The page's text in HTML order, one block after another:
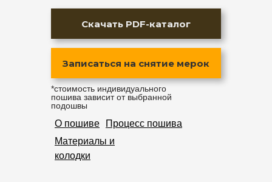
Записаться на снятие мерок
Скачать PDF-каталог
*стоимость индивидуального
пошива зависит от выбранной
подошвы
О пошиве
Материалы и
колодки
Процесс пошива